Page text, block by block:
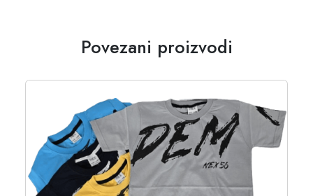
Povezani proizvodi